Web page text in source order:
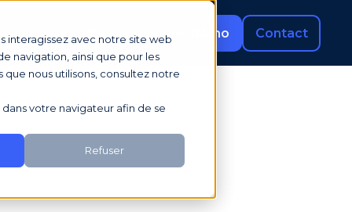
interagissez avec notre site web
navigation, ainsi que pour les
que nous utilisons, consultez notre
votre navigateur afin de se
Refuser
Demander une démo Contact